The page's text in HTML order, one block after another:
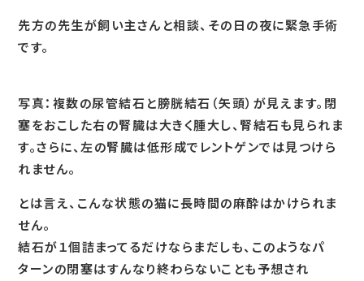
先方の先生が飼い主さんと相談、その日の夜に緊急手術
です。
写真：複数の尿管結石と膀胱結石（矢頭）が見えます。閉
塞をおこした右の腎臓は大きく腫大し、腎結石も見られま
す。さらに、左の腎臓は低形成でレントゲンでは見つけら
れません。
とは言え、こんな状態の猫に長時間の麻酔はかけられま
せん。
結石が１個詰まってるだけならまだしも、このようなパ
ターンの閉塞はすんなり終わらないことも予想され